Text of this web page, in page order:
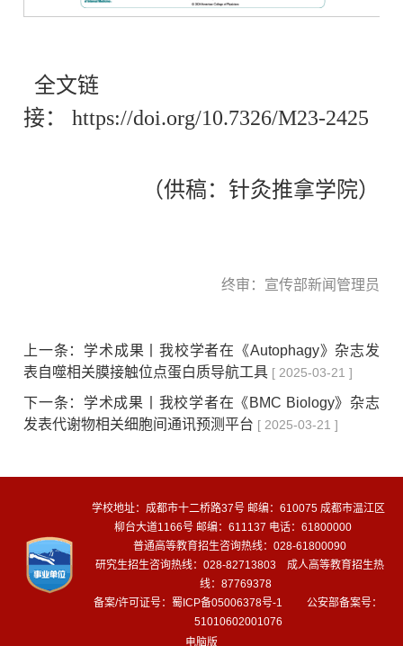
全文链
接：
https://doi.org/10.7326/M23-2425
（供稿：针灸推拿学院）
终审：宣传部新闻管理员
上一条： 学术成果丨我校学者在《Autophagy》杂志发
表自噬相关膜接触位点蛋白质导航工具 [ 2025-03-21 ]
下一条： 学术成果丨我校学者在《BMC Biology》杂志
发表代谢物相关细胞间通讯预测平台 [ 2025-03-21 ]
学校地址：成都市十二桥路37号 邮编：610075 成都市温江区
柳台大道1166号 邮编：611137 电话：61800000
普通高等教育招生咨询热线：028-61800090
研究生招生咨询热线：028-82713803 成人高等教育招生热
线：87769378
备案/许可证号：蜀ICP备05006378号-1
公安部备案号：
51010602001076
电脑版